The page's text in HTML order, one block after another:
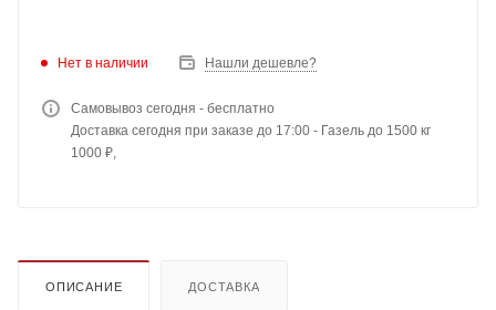
Нет в наличии Нашли дешевле?
Самовывоз сегодня - бесплатно
Доставка сегодня при заказе до 17:00 - Газель до 1500 кг
1000 ₽,
ОПИСАНИЕ ДОСТАВКА